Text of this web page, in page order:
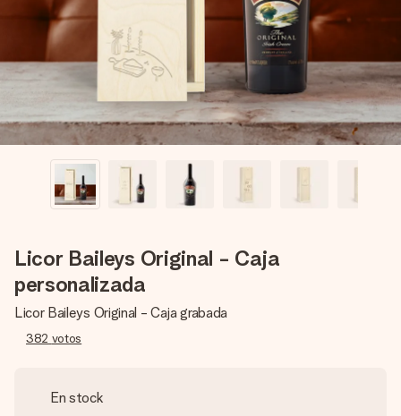
un mensaje que llegue al corazón. Sin complicaciones, solo
todo el amor para el momento.
Licor Baileys Original - Caja
personalizada
Licor Baileys Original - Caja grabada
382 votos
En stock